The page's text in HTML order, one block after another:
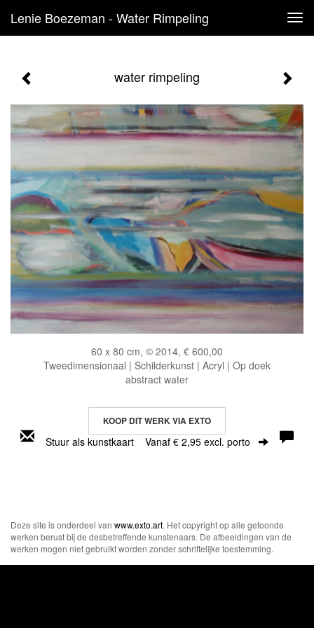
Lenie Boezeman - Water Rimpeling
water rimpeling
60 x 80 cm, © 2014, € 600,00
Tweedimensionaal | Schilderkunst | Acryl | Op doek
abstract water
KOOP DIT WERK VIA EXTO
Stuur als kunstkaart Vanaf € 2,95 excl. porto
Deze site is onderdeel van www.exto.art. Het copyright op alle getoonde
werken berust bij de desbetreffende kunstenaars. De afbeeldingen van de
werken mogen niet gebruikt worden zonder schriftelijke toestemming.